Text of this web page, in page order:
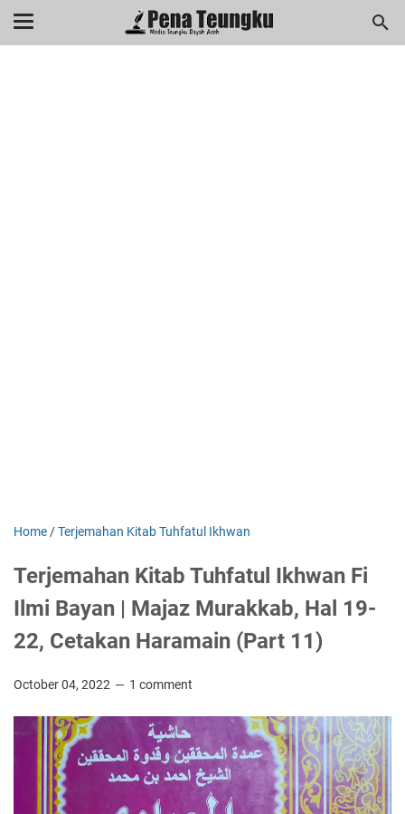
menuj
Home /Terjemahan Kitab Tuhfatul Ikhwan
Terjemahan Kitab Tuhfatul Ikhwan Fi
Ilmi Bayan | Majaz Murakkab, Hal 19-
22, Cetakan Haramain (Part 11)
October 04, 2022 1 comment